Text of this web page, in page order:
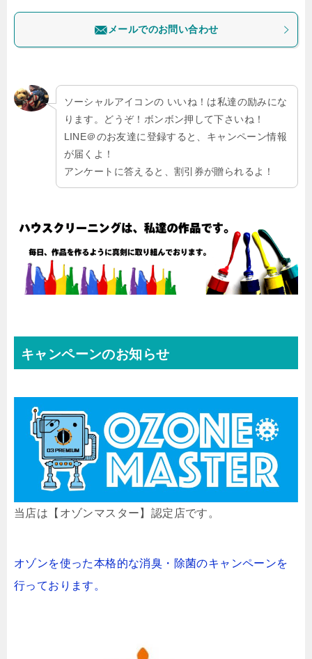
メールでのお問い合わせ
ソーシャルアイコンの いいね！は私達の励みにな
ります。どうぞ！ボンボン押して下さいね！
LINE＠のお友達に登録すると、キャンペーン情報
が届くよ！
アンケートに答えると、割引券が贈られるよ！
キャンペーンのお知らせ
当店は【オゾンマスター】認定店です。
オゾンを使った本格的な消臭・除菌のキャンペーンを
行っております。